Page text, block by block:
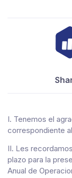
I. Tenemos el
correspondiente
II. Les
plazo para la
Anual de